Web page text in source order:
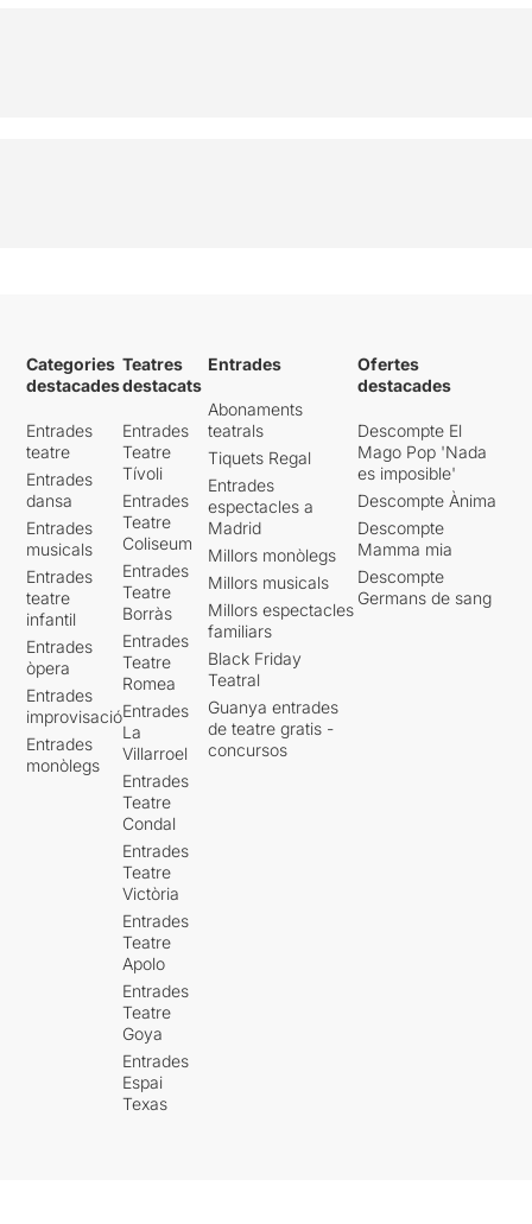
Categories
destacades
Entrades
teatre
Entrades
dansa
Entrades
musicals
Entrades
teatre
infantil
Entrades
òpera
Entrades
improvisació
Entrades
monòlegs
Teatres
destacats
Entrades
Teatre
Tívoli
Entrades
Teatre
Coliseum
Entrades
Teatre
Borràs
Entrades
Teatre
Romea
Entrades
La
Villarroel
Entrades
Teatre
Condal
Entrades
Teatre
Victòria
Entrades
Teatre
Apolo
Entrades
Teatre
Goya
Entrades
Espai
Texas
Entrades
Abonaments
teatrals
Tiquets Regal
Entrades
espectacles a
Madrid
Millors monòlegs
Millors musicals
Millors espectacles
familiars
Black Friday
Teatral
Guanya entrades
de teatre gratis -
concursos
Ofertes
destacades
Descompte El
Mago Pop 'Nada
es imposible'
Descompte Ànima
Descompte
Mamma mia
Descompte
Germans de sang